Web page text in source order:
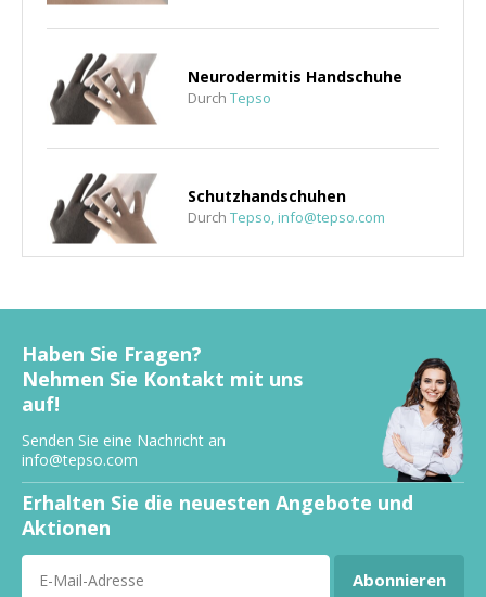
Neurodermitis Handschuhe
Durch Tepso
Schutzhandschuhen
Durch Tepso,info@tepso.com
Waschmittel Neurodermitis
Neurodermitis hand, Tepso
Neurodermitis Handschuhe
Neurodermitis Hand
Haben Sie Fragen?
Nehmen Sie Kontakt mit uns
auf!
Senden Sie eine Nachricht an
info@tepso.com
Erhalten Sie die neuesten Angebote und
Aktionen
Abonnieren